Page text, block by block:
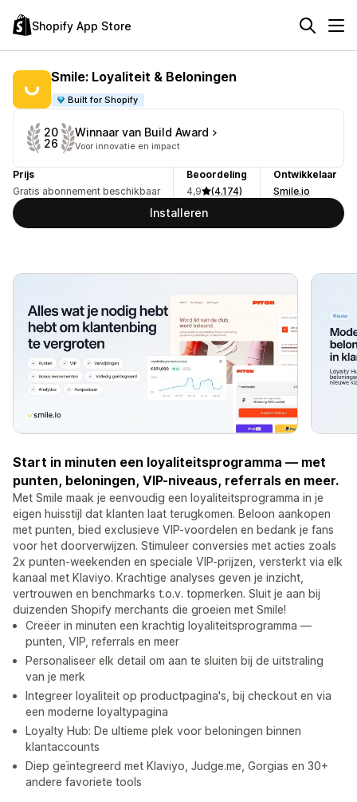
Shopify App Store
Smile: Loyaliteit & Beloningen
Built for Shopify
20
26
Winnaar van Build Award
Voor innovatie en impact
Prijs
Gratis abonnement beschikbaar
Beoordeling
4,9
(4.174)
Ontwikkelaar
Smile.io
Installeren
Start in minuten een loyaliteitsprogramma — met
punten, beloningen, VIP-niveaus, referrals en meer.
Met Smile maak je eenvoudig een loyaliteitsprogramma in je
eigen huisstijl dat klanten laat terugkomen. Beloon aankopen
met punten, bied exclusieve VIP-voordelen en bedank je fans
voor het doorverwijzen. Stimuleer conversies met acties zoals
2x punten-weekenden en speciale VIP-prijzen, versterkt via elk
kanaal met Klaviyo. Krachtige analyses geven je inzicht,
vertrouwen en benchmarks t.o.v. topmerken. Sluit je aan bij
duizenden Shopify merchants die groeien met Smile!
Creëer in minuten een krachtig loyaliteitsprogramma —
punten, VIP, referrals en meer
Personaliseer elk detail om aan te sluiten bij de uitstraling
van je merk
Integreer loyaliteit op productpagina's, bij checkout en via
een moderne loyaltypagina
Loyalty Hub: De ultieme plek voor beloningen binnen
klantaccounts
Diep geïntegreerd met Klaviyo, Judge.me, Gorgias en 30+
andere favoriete tools